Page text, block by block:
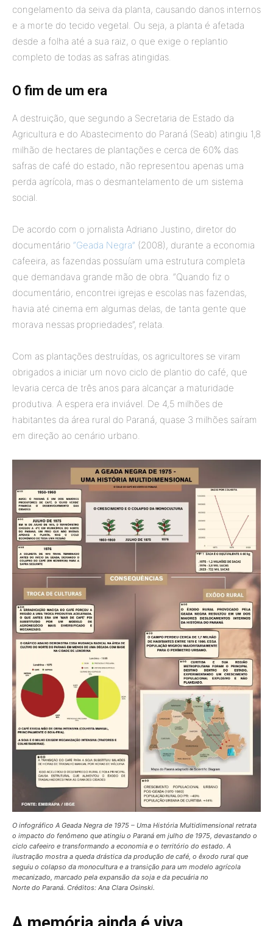
congelamento da seiva da planta, causando danos internos
e a morte do tecido vegetal. Ou seja, a planta é afetada
desde a folha até a sua raiz, o que exige o replantio
completo de todas as safras atingidas.
O fim de um era
A destruição, que segundo a Secretaria de Estado da
Agricultura e do Abastecimento do Paraná (Seab) atingiu 1,8
milhão de hectares de plantações e cerca de 60% das
safras de café do estado, não representou apenas uma
perda agrícola, mas o desmantelamento de um sistema
social.
De acordo com o jornalista Adriano Justino, diretor do
documentário “Geada Negra” (2008), durante a economia
cafeeira, as fazendas possuíam uma estrutura completa
que demandava grande mão de obra. “Quando fiz o
documentário, encontrei igrejas e escolas nas fazendas,
havia até cinema em algumas delas, de tanta gente que
morava nessas propriedades”, relata.
Com as plantações destruídas, os agricultores se viram
obrigados a iniciar um novo ciclo de plantio do café, que
levaria cerca de três anos para alcançar a maturidade
produtiva. A espera era inviável. De 4,5 milhões de
habitantes da área rural do Paraná, quase 3 milhões saíram
em direção ao cenário urbano.
O infográfico A Geada Negra de 1975 – Uma História Multidimensional retrata
o impacto do fenômeno que atingiu o Paraná em julho de 1975, devastando o
ciclo cafeeiro e transformando a economia e o território do estado. A
ilustração mostra a queda drástica da produção de café, o êxodo rural que
seguiu o colapso da monocultura e a transição para um modelo agrícola
mecanizado, marcado pela expansão da soja e da pecuária no
Norte do Paraná. Créditos: Ana Clara Osinski.